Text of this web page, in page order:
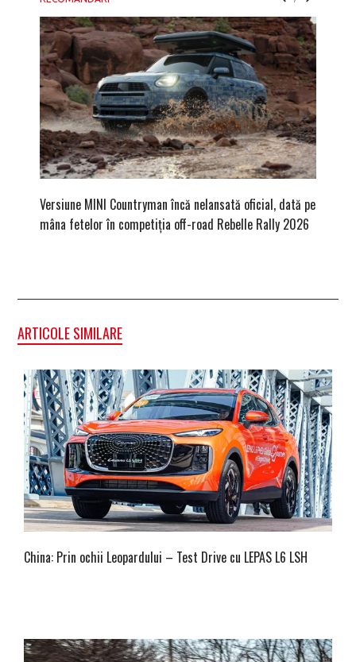
Versiune MINI Countryman încă nelansată oficial, dată pe
mâna fetelor în competiția off-road Rebelle Rally 2026
ARTICOLE SIMILARE
China: Prin ochii Leopardului – Test Drive cu LEPAS L6 LSH